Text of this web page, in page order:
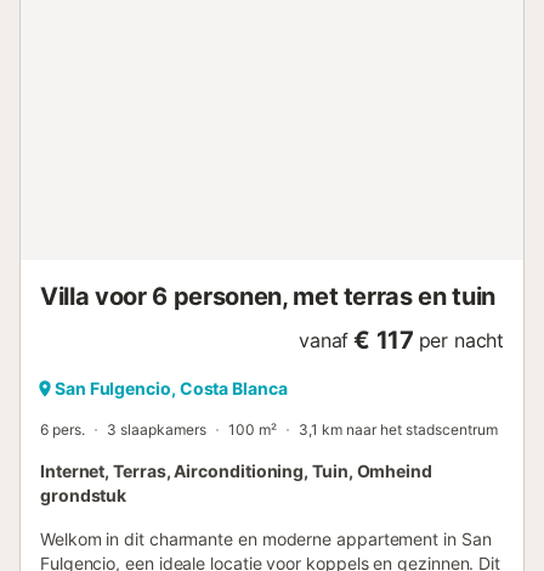
Villa voor 6 personen, met terras en tuin
vanaf € 117 per nacht
San Fulgencio, Costa Blanca
6 pers. 3 slaapkamers 100 m² 3,1 km naar het stadscentrum
Internet, Terras, Airconditioning, Tuin, Omheind
grondstuk
Welkom in dit charmante en moderne appartement in San
Fulgencio, een ideale locatie voor koppels en gezinnen. Dit